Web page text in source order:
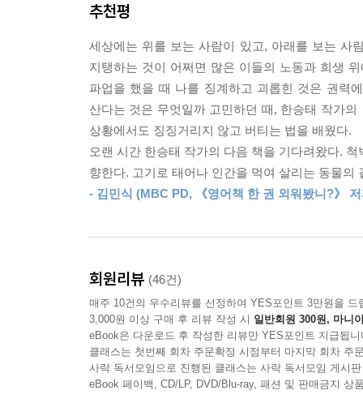
터 정말 아무런 느낌도 들지 않았다. 손에 ‘투두
러뜨릴 때만큼의 감정도 소모하지 않고 닭의 목
말 찰나의 100분의 1 정도의 순간 동안 예전의 일
과 피로에 묻혔다. 이런 식이면 사람도 죽일 수 있
--- p.154
겉으로 표현하진 못했지만 걱정이 됐다. 물론 상
초조했다. 결국 한 시간이 지나서야 처치를 했다.
안 죽어. 피 살짝 나는 것 가지고…… 이제 보니까
들고 호로새끼를 외치던 사람이라고는 믿을 수 없
지만 나는 다른 이유가 있을 거라고 생각했다. 그
보는 인간”이라고 표현했는데 이 일도 소송의 가
조금 전 일어났던 폭행의 흔적을 남기고 싶지 않
‘두 고기 이야기’를 이 책은 두루 다루고 있다.
고기라는 상품으로 태어난 닭, 돼지, 개는 상품
죽인다, 잡는다가 아닌 ‘도태’다. 하자가 생긴 물
주기만큼은 보장받는다던지, 조금 더 윤리적인
상황이 비슷했다.
닭은 비좁은 케이지에 한 가득 갇힌 채 고기가 될
폐기된다. 돼지 농장에서는 육질을 위한 거세가
쓰였다. 모돈의 경우 1년에 단지 40분을 걷고, 그
있었다. 적게 먹고 빨리 찌는 규칙이 농장 전체를
영장이라는 인간이 과연 이런 식으로 자연과 관계
하지만 이는 조금 더 복잡한 맥락을 지닌다. 돈
농장주(또는 기업 사장들)보다도 노동자 인권을
생각해야 할까. 개 농장에 대해 비판하기는 쉽지
상당히 많다는 현실은 또 어떻게 생각해야 하는
상품성을 배제한 채 윤리적으로만 접근하자고 말
추천평
세상에는 위를 보는 사람이 있고, 아래를 보는 사
지탱하는 것이 어쩌면 많은 이들의 노동과 희생
파업을 했을 때 나를 징계하고 괴롭힌 것은 권력
산다는 것은 무엇일까 고민하던 때, 한승태 작가
상황에서도 징징거리지 않고 버티는 법을 배웠다.
오랜 시간 한승태 작가의 다음 책을 기다려왔다.
향한다. 고기로 태어나 인간을 먹여 살리는 동물
- 김민식 (MBC PD, 《영어책 한 권 외워봤니?》
회원리뷰 (46건)
매주 10건의 우수리뷰를 선정하여 YES포인트 3만원을 드
3,000원 이상 구매 후 리뷰 작성 시 일반회원 300원, 마니
eBook은 다운로드 후 작성한 리뷰만 YES포인트 지급됩니
클래스는 첫번째 회차 주문확정 시점부터 마지막 회차 주
사락 독서모임으로 진행된 클래스는 사락 독서모임 게시
eBook 페이백, CD/LP, DVD/Blu-ray, 패션 및 판매금지 상